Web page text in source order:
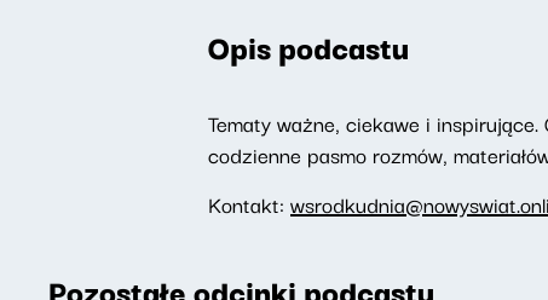
Opis podcastu
Tematy ważne, ciekawe i
codzienne pasmo rozmów,
Kontakt:
Pozostałe odcinki podcastu